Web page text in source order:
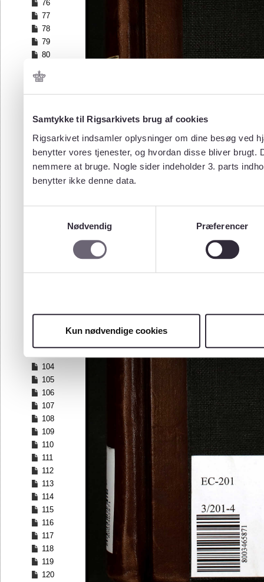
Samtykke til Rigsarkivets brug af cookies
Rigsarkivet indsamler oplysninger om dine besøg ved
benytter vores tjenester, og hvordan disse bliver
nemmere at bruge. Nogle sider indeholder 3. parts
benytter ikke denne data.
Nødvendig
Præferencer
Kun nødvendige cookies
76
77
78
79
80
82
83
85
87
88
89
90
97
100
104
105
106
107
108
109
110
111
112
113
114
115
116
117
118
119
120